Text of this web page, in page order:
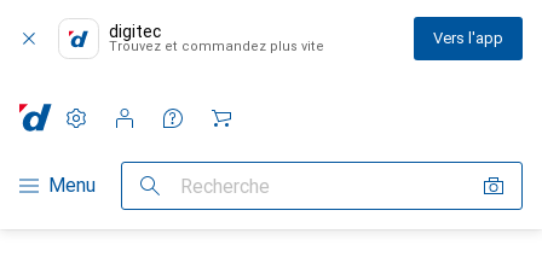
digitec
Trouvez et commandez plus vite Vers l'app
Navigation par catégorie
Menu Recherche
Paramètres
Compte client
Listes de comparaison
Listes d'envies
Panier